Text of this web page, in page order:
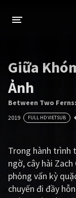
THỂ LOẠI
Thần thoại - Cổ trang
Tâm lý
Võ thuật - Kiếm hiệp
Phiêu lưu
Viễn tưởng
Giữa
Ảnh
Between Two
2019 FULL HD VIETSUB
Trong hành trình
ngờ, cây hài
phỏng vấn kỳ
chuyến đi đầy